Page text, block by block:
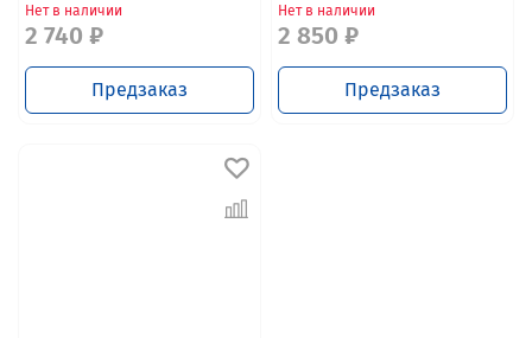
Нет в наличии
2 740 ₽
Предзаказ
Нет в наличии
2 850 ₽
Предзаказ